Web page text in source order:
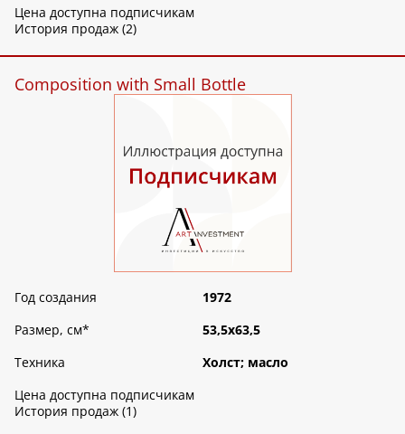
Цена доступна подписчикам
История продаж (2)
Composition with Small Bottle
Год создания
1972
Размер, см*
53,5х63,5
Техника
Холст; масло
Цена доступна подписчикам
История продаж (1)